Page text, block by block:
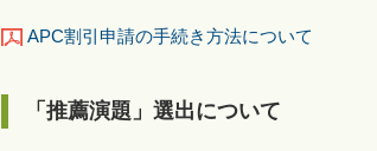
APC割引申請の手続き方法について
「推薦演題」選出について